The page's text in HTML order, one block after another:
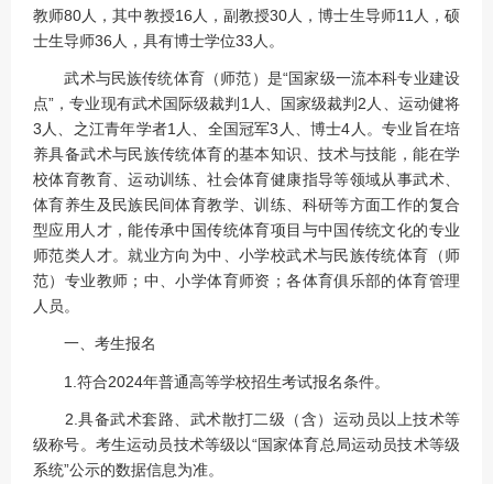
教师80人，其中教授16人，副教授30人，博士生导师11人，硕
士生导师36人，具有博士学位33人。
武术与民族传统体育（师范）是“国家级一流本科专业建设
点”，专业现有武术国际级裁判1人、国家级裁判2人、运动健将
3人、之江青年学者1人、全国冠军3人、博士4人。专业旨在培
养具备武术与民族传统体育的基本知识、技术与技能，能在学
校体育教育、运动训练、社会体育健康指导等领域从事武术、
体育养生及民族民间体育教学、训练、科研等方面工作的复合
型应用人才，能传承中国传统体育项目与中国传统文化的专业
师范类人才。就业方向为中、小学校武术与民族传统体育（师
范）专业教师；中、小学体育师资；各体育俱乐部的体育管理
人员。
一、考生报名
1.符合2024年普通高等学校招生考试报名条件。
2.具备武术套路、武术散打二级（含）运动员以上技术等
级称号。考生运动员技术等级以“国家体育总局运动员技术等级
系统”公示的数据信息为准。